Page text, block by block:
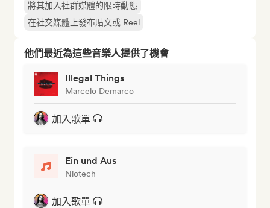
將其加入社群媒體的限時動態
在社交媒體上發布貼文或 Reel
他們最近為這些音樂人提供了機會
Illegal Things
Marcelo Demarco
加入歌單
Ein und Aus
Niotech
加入歌單